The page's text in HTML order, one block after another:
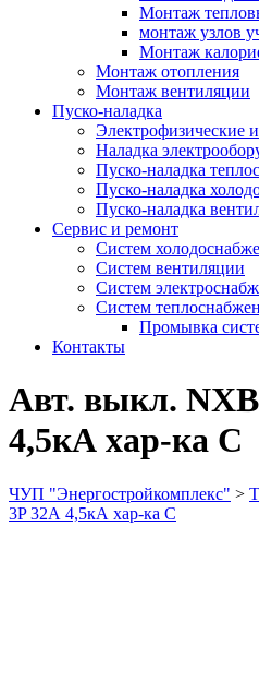
Монтаж
монтаж узлов
Монтаж
Монтаж отопления
Монтаж вентиляции
Пуско-наладка
Электрофизические
Наладка
Пуско-наладка
Пуско-наладка
Пуско-наладка
Сервис и ремонт
Систем
Систем вентиляции
Систем
Систем
Промывка
Контакты
Авт. выкл.
4,5кА хар-ка С
ЧУП "Энергостройкомплекс" >
3P 32А 4,5кА хар-ка С